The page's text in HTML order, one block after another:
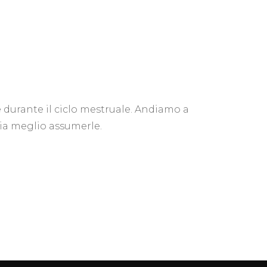
il ciclo mestruale. Andiamo a
meglio assumerle.